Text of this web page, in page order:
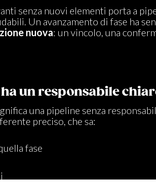
senza nuovi elementi porta a
Un avanzamento di fase ha
nuova: un vincolo, una
un responsabile
una pipeline senza
preciso, che sa:
fase